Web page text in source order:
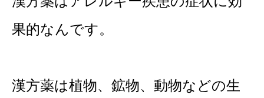
果的なんです。
漢方薬は植物、鉱物、動物などの生